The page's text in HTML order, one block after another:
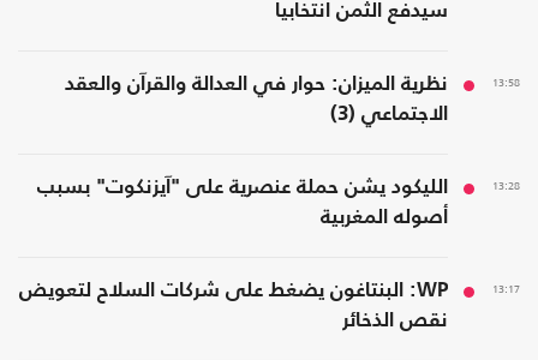
سيدفع الثمن انتخابيا
13:58
نظرية الميزان: حوار في العدالة والقرآن والعقد
الاجتماعي (3)
13:28
الليكود يشن حملة عنصرية على "آيزنكوت" بسبب
أصوله المغربية
13:17
WP: البنتاغون يضغط على شركات السلاح لتعويض
نقص الذخائر